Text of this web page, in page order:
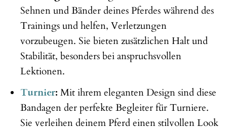
Sehnen und Bänder deines Pferdes während des
Trainings und helfen, Verletzungen
vorzubeugen. Sie bieten zusätzlichen Halt und
Stabilität, besonders bei anspruchsvollen
Lektionen.
Turnier: Mit ihrem eleganten Design sind diese
Bandagen der perfekte Begleiter für Turniere.
Sie verleihen deinem Pferd einen stilvollen Look